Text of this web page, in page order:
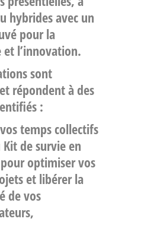
hybrides avec un
pour la
et l’innovation.
sont
répondent à des
:
temps collectifs
Kit de survie en
optimiser vos
et libérer la
de vos